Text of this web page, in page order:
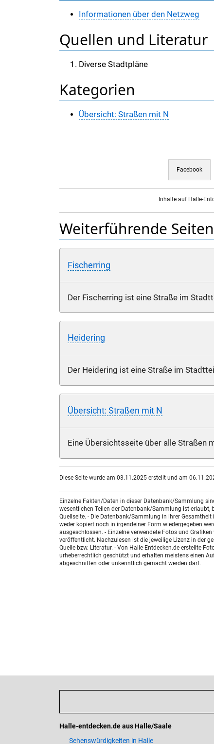
Informationen über den Netzweg
Quellen und Literatur
Diverse Stadtpläne
Kategorien
Übersicht: Straßen mit N
Facebook
Inhalte auf Halle-
Weiterführende
Fischerring
Der Fischerring ist eine Straße im
Heidering
Der Heidering ist eine Straße im
Übersicht: Straßen mit N
Eine Übersichtsseite über alle Straßen
Diese Seite wurde am 03.11.2025 erstellt und am
Einzelne Fakten/Daten in dieser Datenbank/Sammlung
wesentlichen Teilen der Datenbank/Sammlung ist
Quellseite. - Die Datenbank/Sammlung in ihrer
weder kopiert noch in irgendeiner Form wiedergegeben
ausgeschlossen. - Einzelne verwendete Fotos und
veröffentlicht. Nachzulesen ist die jeweilige Lizenz in der
Quelle bzw. Literatur. - Von Halle-Entdecken.de erstellte
urheberrechtlich geschützt und erhalten meistens einen
abgeschnitten oder unkenntlich gemacht werden darf.
Halle-entdecken.de aus Halle/Saale
Sehenswürdigkeiten in Halle